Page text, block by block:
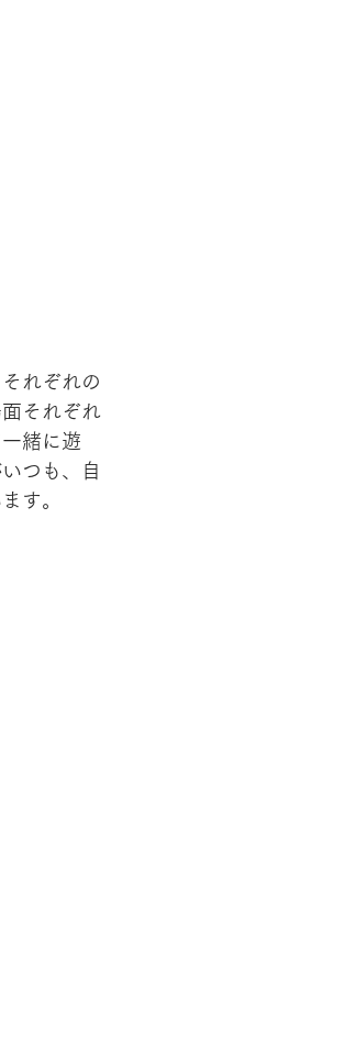
れぞれの
それぞれ
緒に遊
つも、自
す。